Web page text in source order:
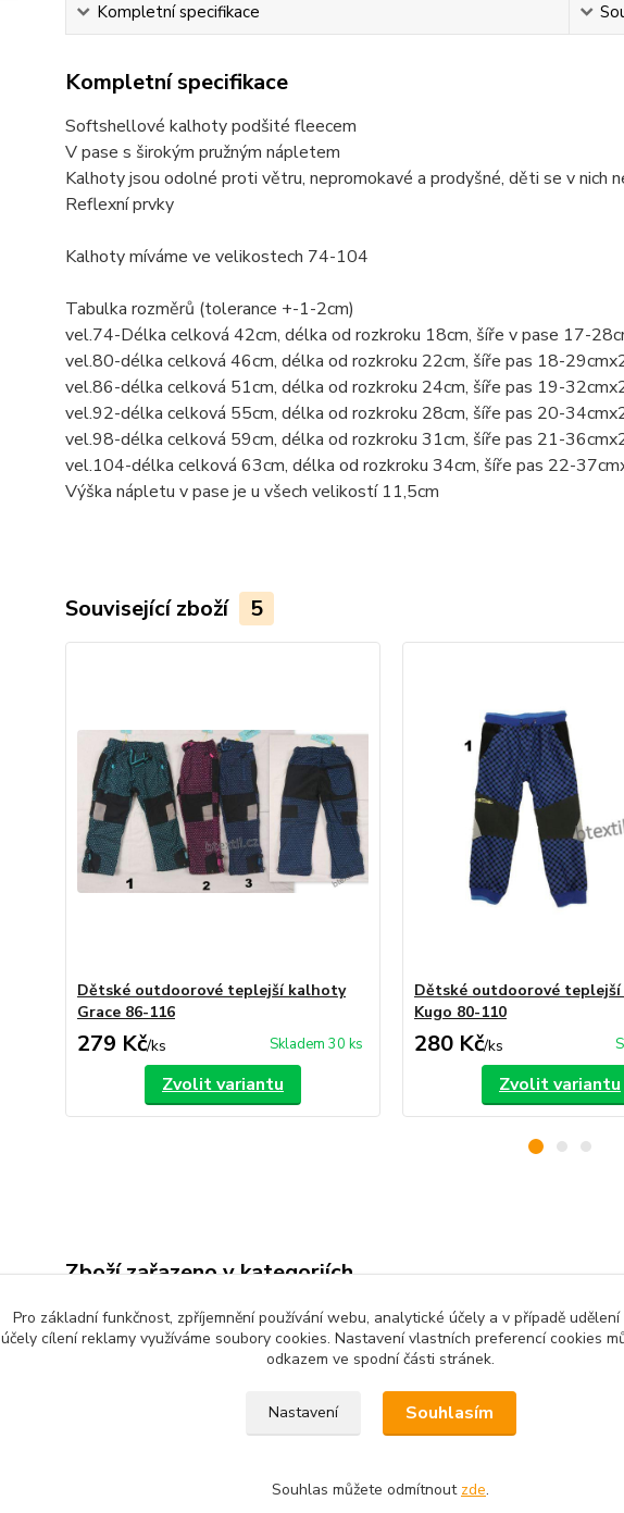
Kompletní specifikace
Kompletní specifikace
Softshellové kalhoty podšité fleecem
V pase s širokým pružným nápletem
Kalhoty jsou odolné proti větru, nepromokavé a prodyšné, děti se v nich
Reflexní prvky
Kalhoty míváme ve velikostech 74-104
Tabulka rozměrů (tolerance +-1-2cm)
vel.74-Délka celková 42cm, délka od rozkroku 18cm, šíře v pase 17-
vel.80-délka celková 46cm, délka od rozkroku 22cm, šíře pas 18-
vel.86-délka celková 51cm, délka od rozkroku 24cm, šíře pas 19-
vel.92-délka celková 55cm, délka od rozkroku 28cm, šíře pas 20-
vel.98-délka celková 59cm, délka od rozkroku 31cm, šíře pas 21-
vel.104-délka celková 63cm, délka od rozkroku 34cm, šíře pas 22-
Výška nápletu v pase je u všech velikostí 11,5cm
Související zboží 5
Dětské outdoorové teplejší kalhoty
Grace 86-116
279 Kč/ks Skladem 30 ks
Zvolit variantu
Dětské outdoorové
Kugo 80-110
280 Kč/ks
Zvolit variantu
Zboží zařazeno v kategoriích
Dětské oblečení Kojenecké oblečení 68-92
Pro základní funkčnost, zpříjemnění používání webu, analytické účely a v případě
účely cílení reklamy využíváme soubory cookies. Nastavení vlastních preferencí cookies
odkazem ve spodní části stránek.
Nastavení Souhlasím
Souhlas můžete odmítnout zde.